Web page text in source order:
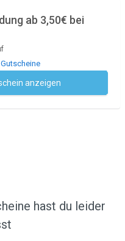
ab 3,50€ bei
anzeigen
hast du leider